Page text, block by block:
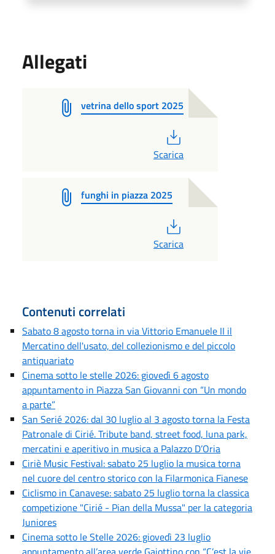
Allegati
vetrina dello sport 2025
Scarica
funghi in piazza 2025
Scarica
Contenuti correlati
Sabato 8 agosto torna in via Vittorio Emanuele II il
Mercatino dell'usato, del collezionismo e del piccolo
antiquariato
Cinema sotto le stelle 2026: giovedì 6 agosto
appuntamento in Piazza San Giovanni con “Un mondo
a parte”
San Serié 2026: dal 30 luglio al 3 agosto torna la Festa
Patronale di Cirié. Tribute band, street food, luna park,
mercatini e aperitivo in musica a Palazzo D’Oria
Ciriè Music Festival: sabato 25 luglio la musica torna
nel cuore del centro storico con la Filarmonica Fianese
Ciclismo in Canavese: sabato 25 luglio torna la classica
competizione "Cirié - Pian della Mussa" per la categoria
Juniores
Cinema sotto le Stelle 2026: giovedì 23 luglio